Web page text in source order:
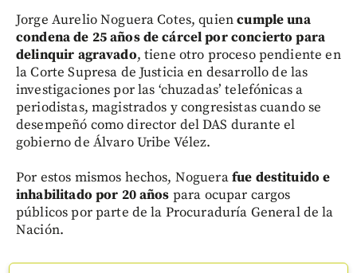
Jorge Aurelio Noguera Cotes, quiencumple una
condena de 25 años de cárcel por concierto para
delinquir agravado, tiene otro proceso pendiente en
la Corte Supresa de Justicia en desarrollo de las
investigaciones por las ‘chuzadas’ telefónicas a
periodistas, magistrados y congresistas cuando se
desempeñó como director del DAS durante el
gobierno de Álvaro Uribe Vélez.
Por estos mismos hechos, Noguerafue destituido e
inhabilitado por 20 años para ocupar cargos
públicos por parte de la Procuraduría General de la
Nación.